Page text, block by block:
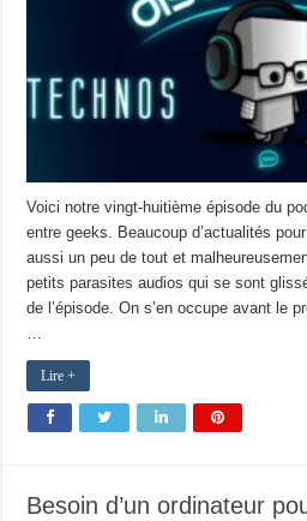
Voici notre vingt-huitième épisode du
entre geeks. Beaucoup d’actualités
aussi un peu de tout et
petits parasites audios qui se sont
de l’épisode. On s’en occupe avant le
…
Lire +
Besoin d’un ordinateur